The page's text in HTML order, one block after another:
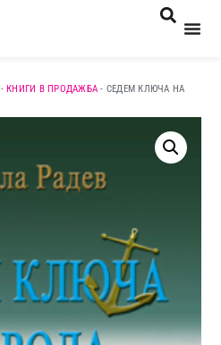
-КНИГИ В ПРОДАЖБА - СЕДЕМ КЛЮЧА НА